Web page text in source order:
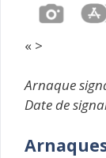
« >
Arnaque
Date de